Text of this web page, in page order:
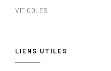
VITICOLES
LIENS UTILES